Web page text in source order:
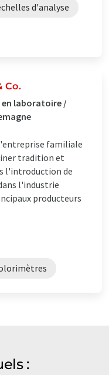
d'analyse
Co.
en laboratoire /
familiale
tradition et
l'introduction de
l'industrie
producteurs
: